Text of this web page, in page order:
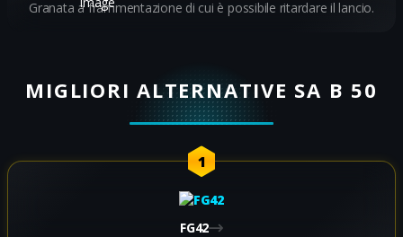
Granata a frammentazione di cui è possibile ritardare il lancio.
MIGLIORI ALTERNATIVE SA B 50
1
FG42